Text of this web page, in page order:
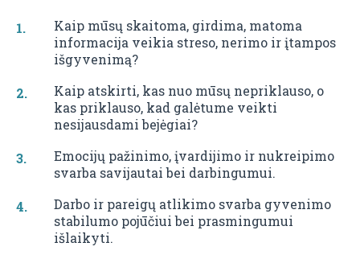
Kaip mūsų skaitoma, girdima, matoma
informacija veikia streso, nerimo ir įtampos
išgyvenimą?
Kaip atskirti, kas nuo mūsų nepriklauso, o
kas priklauso, kad galėtume veikti
nesijausdami bejėgiai?
Emocijų pažinimo, įvardijimo ir nukreipimo
svarba savijautai bei darbingumui.
Darbo ir pareigų atlikimo svarba gyvenimo
stabilumo pojūčiui bei prasmingumui
išlaikyti.